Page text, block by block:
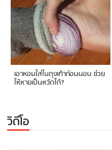
เอาหอมใส่ในถุงเท้าก่อนนอน ช่วย
ให้หายเป็นหวัดได้?
วิดีโอ